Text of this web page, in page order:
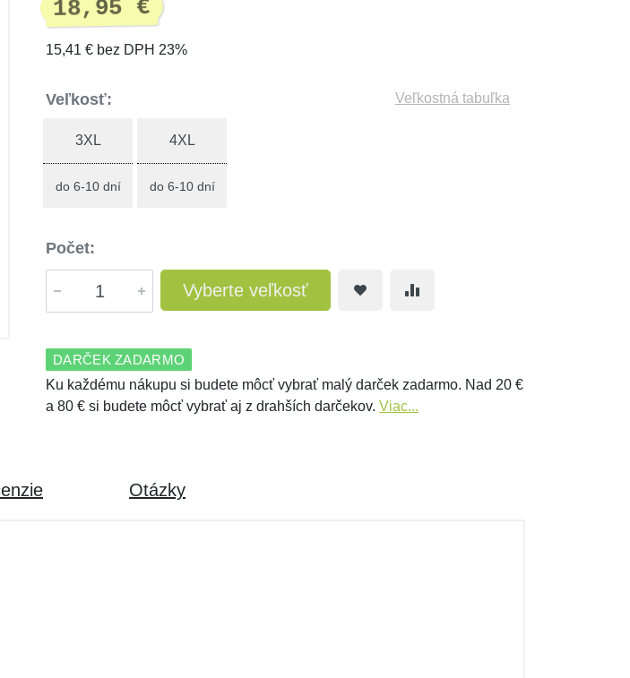
18,95 €
15,41 € bez DPH 23%
Veľkosť: Veľkostná tabuľka
3XL
do 6-10 dní
4XL
do 6-10 dní
Počet:
Vyberte veľkosť
DARČEK ZADARMO
Ku každému nákupu si budete môcť vybrať malý darček zadarmo. Nad 20 €
a 80 € si budete môcť vybrať aj z drahších darčekov. Viac...
Otázky